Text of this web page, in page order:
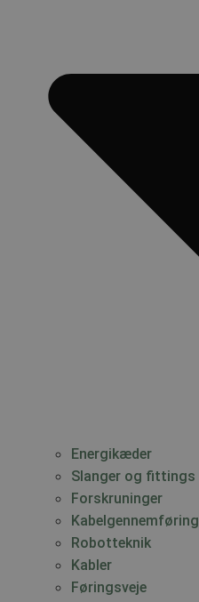
Energikæder
Slanger og fittings
Forskruninger
Kabelgennemføring
Robotteknik
Kabler
Føringsveje